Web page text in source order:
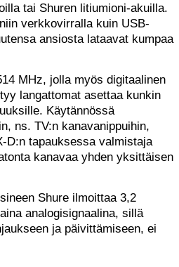
tai Shuren litiumioni-akuilla.
verkkovirralla kuin USB-
ansiosta lataavat kumpaa
MHz, jolla myös digitaalinen
langattomat asettaa kunkin
Käytännössä
ns. TV:n kanavanippuihin,
D:n tapauksessa valmistaja
kanavaa yhden yksittäisen
Shure ilmoittaa 3,2
analogisignaalina, sillä
ja päivittämiseen, ei